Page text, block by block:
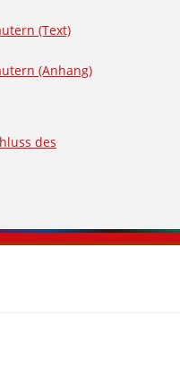
(Text)
(Anhang)
des
Weiterführendes